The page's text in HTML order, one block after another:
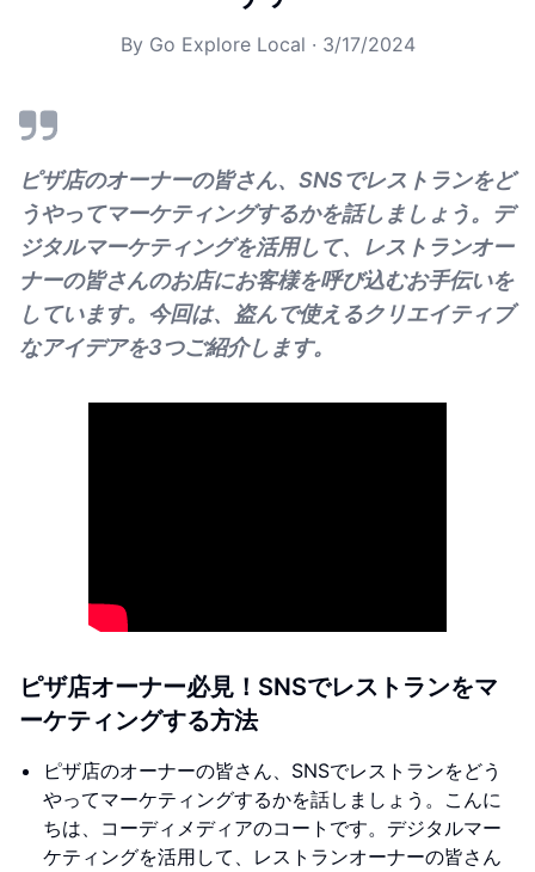
By Go Explore Local · 3/17/2024
ピザ店のオーナーの皆さん、SNSでレストランをど
うやってマーケティングするかを話しましょう。デ
ジタルマーケティングを活用して、レストランオー
ナーの皆さんのお店にお客様を呼び込むお手伝いを
しています。今回は、盗んで使えるクリエイティブ
なアイデアを3つご紹介します。
ピザ店オーナー必見！SNSでレストランをマ
ーケティングする方法
ピザ店のオーナーの皆さん、SNSでレストランをどう
やってマーケティングするかを話しましょう。こんに
ちは、コーディメディアのコートです。デジタルマー
ケティングを活用して、レストランオーナーの皆さん